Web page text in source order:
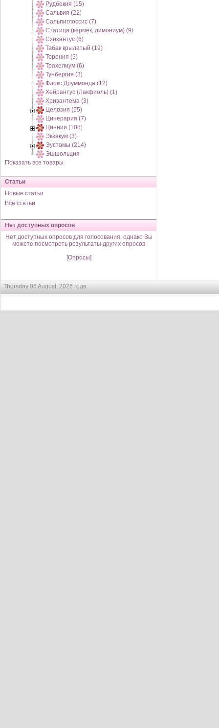
Рудбекия (15)
Сальвия (22)
Сальпиглоссис (7)
Статица (кермек, лимониум) (9)
Схизантус (6)
Табак крылатый (19)
Торения (5)
Трахелиум (6)
Тунбергия (3)
Флокс Друммонда (12)
Хейрантус (Лакфиоль) (1)
Хризантема (3)
Целозия (55)
Цинерария (7)
Циннии (108)
Экзакум (3)
Эустомы (214)
Эшшольция
Показать все товары
Статьи
Новые статьи
Все статьи
Нет доступных опросов
Нет доступных опросов для голосования, однако Вы
можете посмотреть результаты других опросов
[Опросы]
Thursday 06 August, 2026 года